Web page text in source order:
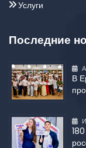
Услуги
Последние
В